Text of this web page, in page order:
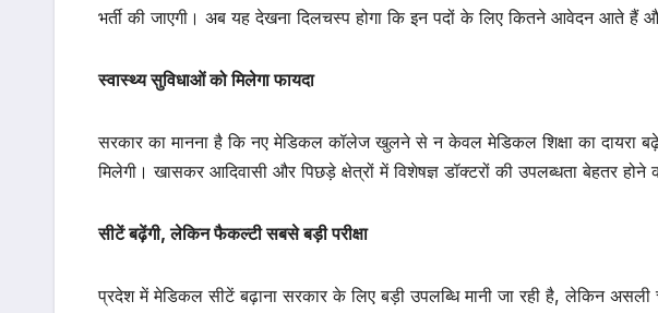
भर्ती की जाएगी। अब यह देखना दिलचस्प होगा कि इन पदों के लिए कितने आवेदन आते हैं और
स्वास्थ्य सुविधाओं को मिलेगा फायदा
सरकार का मानना है कि नए मेडिकल कॉलेज खुलने से न केवल मेडिकल शिक्षा का दायरा
मिलेगी। खासकर आदिवासी और पिछड़े क्षेत्रों में विशेषज्ञ डॉक्टरों की उपलब्धता बेहतर होने
सीटें बढ़ेंगी, लेकिन फैकल्टी सबसे बड़ी परीक्षा
प्रदेश में मेडिकल सीटें बढ़ाना सरकार के लिए बड़ी उपलब्धि मानी जा रही है, लेकिन असली